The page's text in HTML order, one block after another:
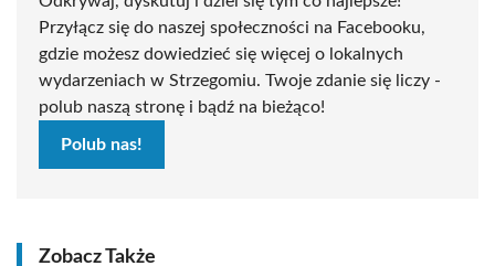
Przyłącz się do naszej społeczności na Facebooku,
gdzie możesz dowiedzieć się więcej o lokalnych
wydarzeniach w Strzegomiu. Twoje zdanie się liczy -
polub naszą stronę i bądź na bieżąco!
Polub nas!
Zobacz Także